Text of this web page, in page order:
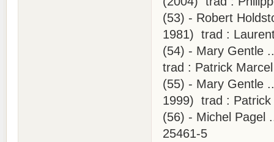
(53) - Robert
1981) trad :
(54) - Mary Gentle
trad : Patrick
(55) - Mary Gentle
1999) trad :
(56) - Michel
25461-5